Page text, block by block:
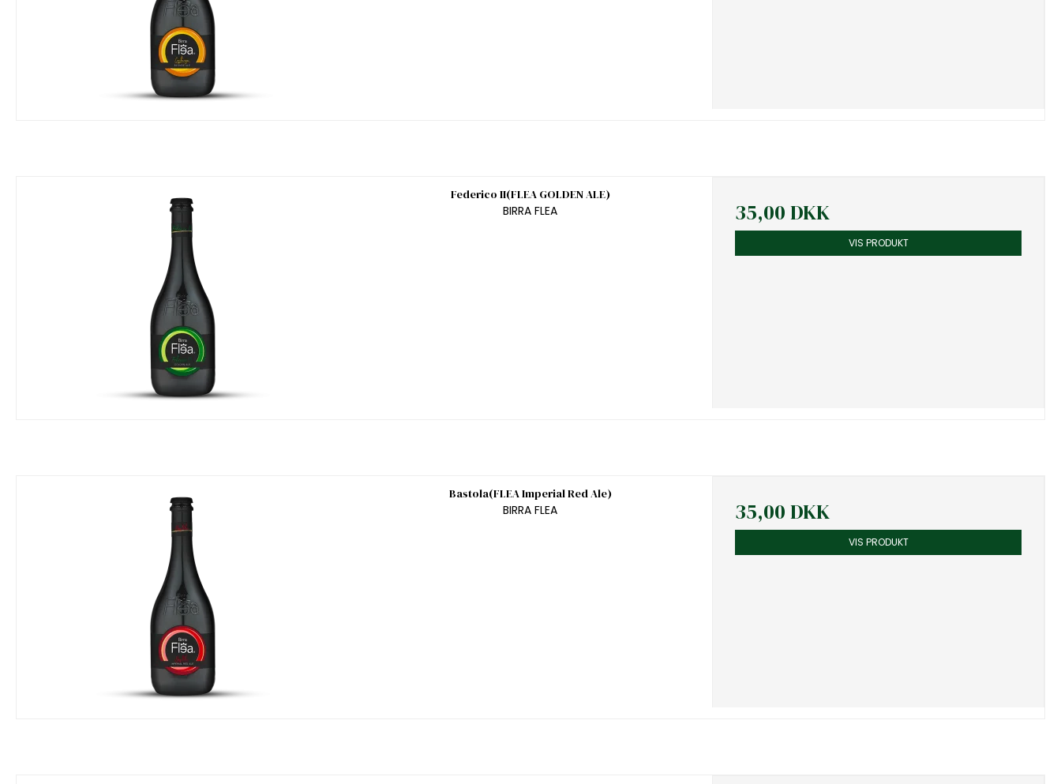
Federico II(FLEA GOLDEN ALE)
BIRRA FLEA
35,00 DKK
VIS PRODUKT
Bastola(FLEA Imperial Red Ale)
BIRRA FLEA
35,00 DKK
VIS PRODUKT